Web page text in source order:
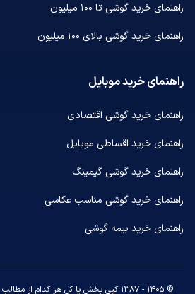
راهنمای خرید گوشی تا ۱۰۰ میلیون
راهنمای خرید گوشی بالای ۱۰۰ میلیون
راهنمای خرید موبایل
راهنمای خرید گوشی اقتصادی
راهنمای خرید اقساطی موبایل
راهنمای خرید گوشی گیمینگ
راهنمای خرید گوشی مناسب عکاسی
راهنمای خرید بیمه گوشی
© ۱۴۰۵ - ۱۳۸۷ کپی بخش یا کل هر کدام